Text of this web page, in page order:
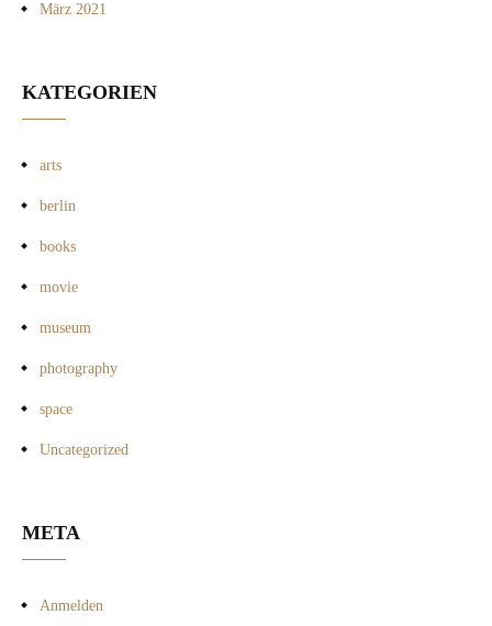
März 2021
KATEGORIEN
arts
berlin
books
movie
museum
photography
space
Uncategorized
META
Anmelden